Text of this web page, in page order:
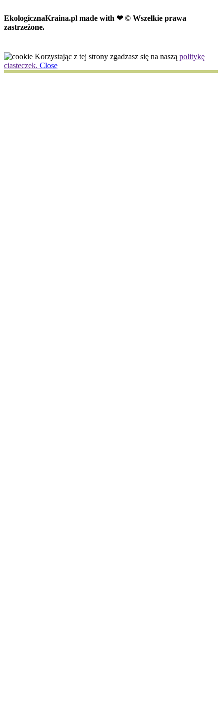
EkologicznaKraina.pl made with ❤ © Wszelkie prawa
zastrzeżone.
Korzystając z tej strony zgadzasz się na naszą politykę
ciasteczek. Close